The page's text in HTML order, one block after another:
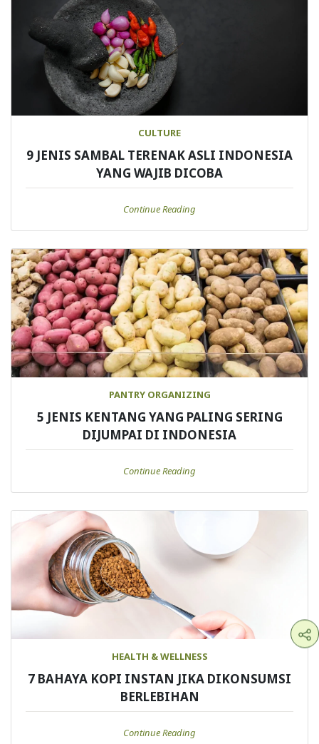
CULTURE
9 JENIS SAMBAL TERENAK ASLI INDONESIA
YANG WAJIB DICOBA
Continue Reading
PANTRY ORGANIZING
5 JENIS KENTANG YANG PALING SERING
DIJUMPAI DI INDONESIA
Continue Reading
HEALTH & WELLNESS
7 BAHAYA KOPI INSTAN JIKA DIKONSUMSI
BERLEBIHAN
Continue Reading